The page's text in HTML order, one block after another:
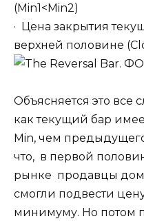
(Min1<Min2)
· Цена закрытия
верхней половине
Объясняется это все
как текущий бар
Min, чем
что, в первой
рынке продавцы
смогли подвести
минимуму. Но потом